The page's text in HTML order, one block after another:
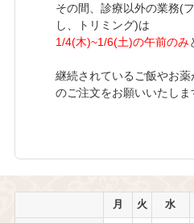
その間、診療以外の業務(
し、トリミング)は
1/4(木)~1/6(土)の午前のみ
継続されているご飯やお
のご注文をお願いいたしま
月 火 水